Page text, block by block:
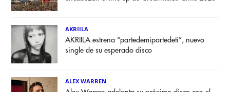
AKRIILA
AKRIILA estrena “partedemipartedeti”, nuevo
single de su esperado disco
ALEX WARREN